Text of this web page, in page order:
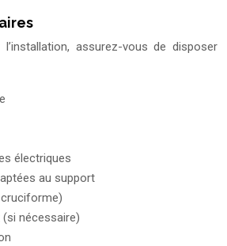
assurez-vous de disposer
électriques
au support
nécessaire)